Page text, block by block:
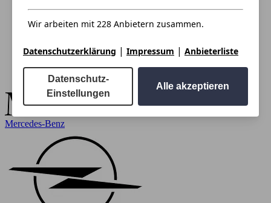
Mercedes-Benz
Wir arbeiten mit 228 Anbietern zusammen.
Datenschutzerklärung | Impressum | Anbieterliste
Datenschutz-
Einstellungen
Alle akzeptieren